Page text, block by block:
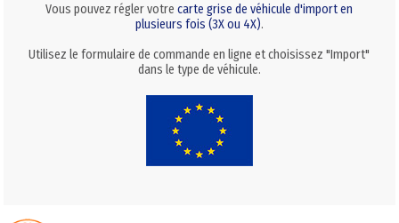
Vous pouvez régler votrecarte grise de véhicule d'import en
plusieurs fois (3X ou 4X).
Utilisez le formulaire de commande en ligne et choisissez "Import"
dans le type de véhicule.